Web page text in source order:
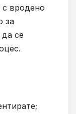
с вродено
за
се